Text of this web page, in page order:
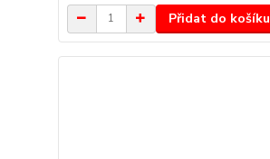
Přidat do košíku